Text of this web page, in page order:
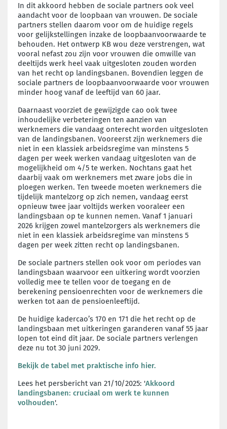
In dit akkoord hebben de sociale partners ook veel
aandacht voor de loopbaan van vrouwen. De sociale
partners stellen daarom voor om de huidige regels
voor gelijkstellingen inzake de loopbaanvoorwaarde te
behouden. Het ontwerp KB wou deze verstrengen, wat
vooral nefast zou zijn voor vrouwen die omwille van
deeltijds werk heel vaak uitgesloten zouden worden
van het recht op landingsbanen. Bovendien leggen de
sociale partners de loopbaanvoorwaarde voor vrouwen
minder hoog vanaf de leeftijd van 60 jaar.
Daarnaast voorziet de gewijzigde cao ook twee
inhoudelijke verbeteringen ten aanzien van
werknemers die vandaag onterecht worden uitgesloten
van de landingsbanen. Vooreerst zijn werknemers die
niet in een klassiek arbeidsregime van minstens 5
dagen per week werken vandaag uitgesloten van de
mogelijkheid om 4/5 te werken. Nochtans gaat het
daarbij vaak om werknemers met zware jobs die in
ploegen werken. Ten tweede moeten werknemers die
tijdelijk mantelzorg op zich nemen, vandaag eerst
opnieuw twee jaar voltijds werken vooraleer een
landingsbaan op te kunnen nemen. Vanaf 1 januari
2026 krijgen zowel mantelzorgers als werknemers die
niet in een klassiek arbeidsregime van minstens 5
dagen per week zitten recht op landingsbanen.
De sociale partners stellen ook voor om periodes van
landingsbaan waarvoor een uitkering wordt voorzien
volledig mee te tellen voor de toegang en de
berekening pensioenrechten voor de werknemers die
werken tot aan de pensioenleeftijd.
De huidige kadercao’s 170 en 171 die het recht op de
landingsbaan met uitkeringen garanderen vanaf 55 jaar
lopen tot eind dit jaar. De sociale partners verlengen
deze nu tot 30 juni 2029.
Bekijk de tabel met praktische info hier.
Lees het persbericht van 21/10/2025: 'Akkoord
landingsbanen: cruciaal om werk te kunnen
volhouden'.